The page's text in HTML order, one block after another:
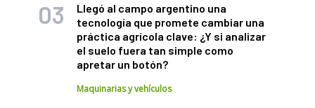
Llegó al campo argentino una
tecnología que promete cambiar una
práctica agrícola clave: ¿Y si analizar
el suelo fuera tan simple como
apretar un botón?
Maquinarias y vehículos